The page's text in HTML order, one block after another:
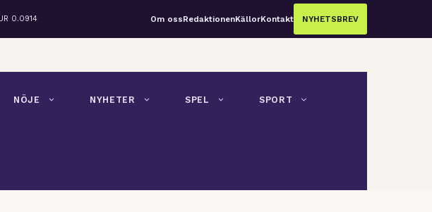
0.0914 Om ossRedaktionenKällorKontakt NYHETSBREV
NÖJE NYHETER SPEL SPORT